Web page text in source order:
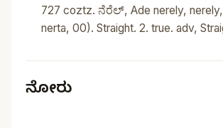
727 coztz. ನೆರೆಲ್‌, Ade nerely,
nerta, 00). Straight. 2. true. adv,
ನೋರು